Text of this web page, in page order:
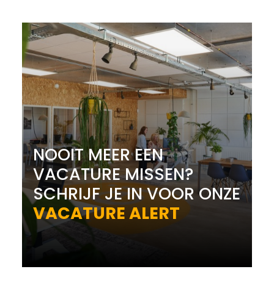
NOOIT MEER EEN
VACATURE MISSEN?
SCHRIJF JE IN VOOR ONZE
VACATURE ALERT